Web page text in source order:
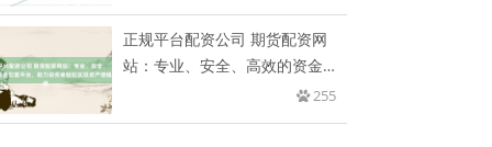
正规平台配资公司 期货配资网
站：专业、安全、高效的资金配
255